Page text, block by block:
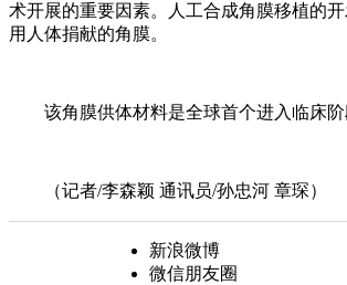
术开展的重要因素。人工合成角膜移植的
用人体捐献的角膜。
该角膜供体材料是全球首个进入临床阶
（记者/李森颖 通讯员/孙忠河 章琛）
新浪微博
微信朋友圈